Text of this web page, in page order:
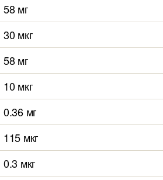
58 мг
30 мкг
58 мг
10 мкг
0.36 мг
115 мкг
0.3 мкг